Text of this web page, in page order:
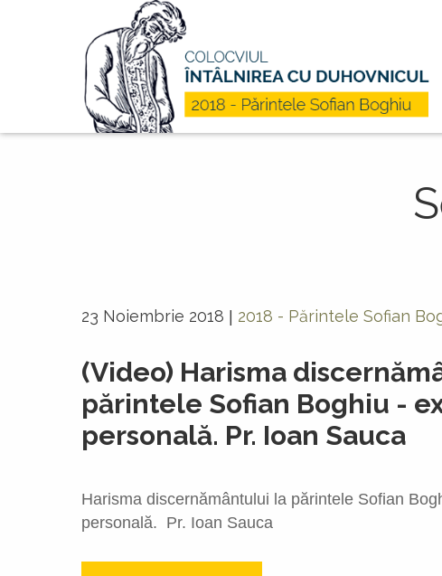
Mergi la conţinutul principal
23 Noiembrie 2018 | 2018 - Părintele Sofian
(Video) Harisma
părintele Sofian Boghiu -
personală. Pr. Ioan Sauca
Harisma discernământului la părintele Sofian
personală. Pr. Ioan Sauca